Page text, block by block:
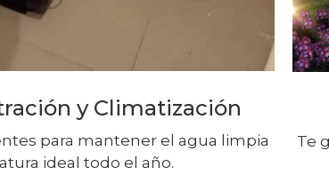
y Climatización
para mantener el agua limpia
ideal todo el año.
Te